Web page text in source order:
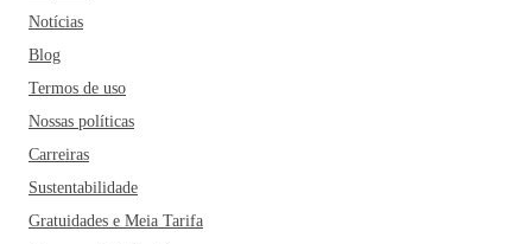
Notícias
Blog
Termos de uso
Nossas políticas
Carreiras
Sustentabilidade
Gratuidades e Meia Tarifa